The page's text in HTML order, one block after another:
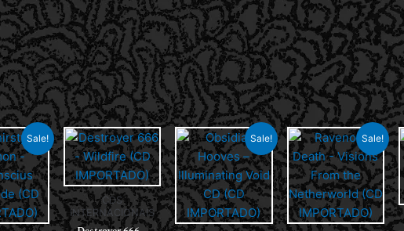
Sale!
CDS
INTERNACIONAIS
Sale! Sale!